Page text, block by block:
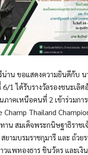
น่าน ขอแสดงความยินดีกับ
1 ได้รับรางวัลรองชนะเลิศ
าคเหนือคนที่ 2 เข้าร่วมการ
Champ Thailand
าน สมเด็จพระกนิษฐาธิราช
ยามบรมราชกุมารี และ ถ้วย
วแพทองธาร ชินวัตร และเงิ